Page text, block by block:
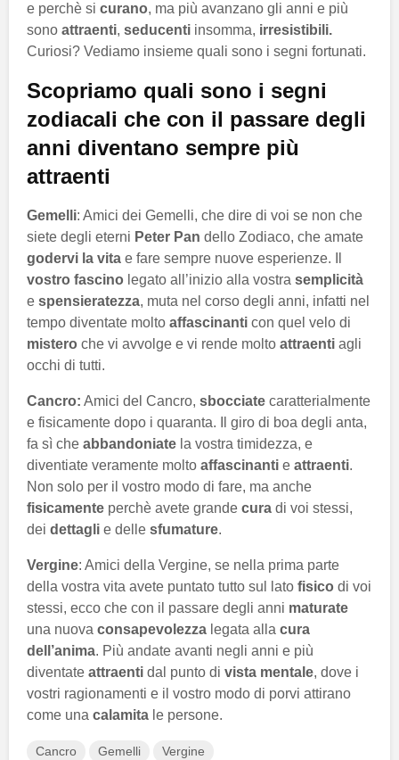
e perchè si curano, ma più avanzano gli anni e più
sono attraenti, seducenti insomma, irresistibili.
Curiosi? Vediamo insieme quali sono i segni fortunati.
Scopriamo quali sono i segni
zodiacali che con il passare degli
anni diventano sempre più
attraenti
Gemelli: Amici dei Gemelli, che dire di voi se non che
siete degli eterni Peter Pan dello Zodiaco, che amate
godervi la vita e fare sempre nuove esperienze. Il
vostro fascino legato all’inizio alla vostra semplicità
e spensieratezza, muta nel corso degli anni, infatti nel
tempo diventate molto affascinanti con quel velo di
mistero che vi avvolge e vi rende molto attraenti agli
occhi di tutti.
Cancro: Amici del Cancro, sbocciate caratterialmente
e fisicamente dopo i quaranta. Il giro di boa degli anta,
fa sì che abbandoniate la vostra timidezza, e
diventiate veramente molto affascinanti e attraenti.
Non solo per il vostro modo di fare, ma anche
fisicamente perchè avete grande cura di voi stessi,
dei dettagli e delle sfumature.
Vergine: Amici della Vergine, se nella prima parte
della vostra vita avete puntato tutto sul lato fisico di voi
stessi, ecco che con il passare degli anni maturate
una nuova consapevolezza legata alla cura
dell’anima. Più andate avanti negli anni e più
diventate attraenti dal punto di vista mentale, dove i
vostri ragionamenti e il vostro modo di porvi attirano
come una calamita le persone.
Cancro Gemelli Vergine